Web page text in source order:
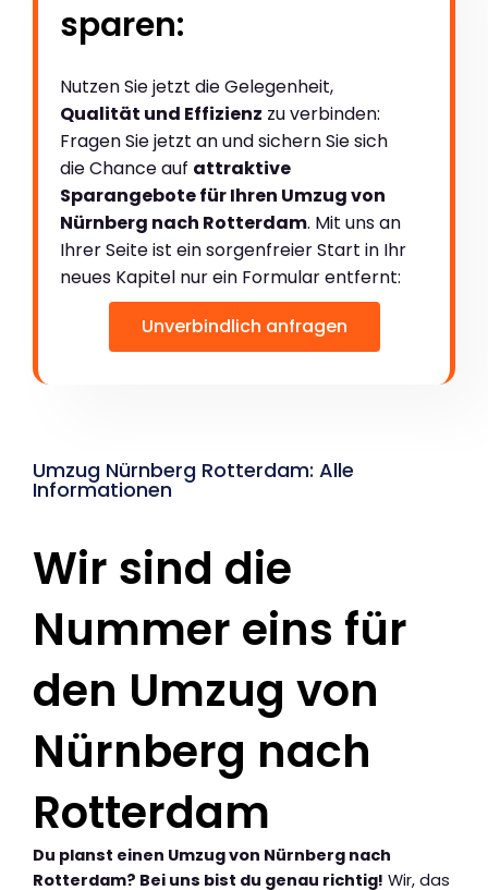
sparen:
Nutzen Sie jetzt die Gelegenheit,
Qualität und Effizienz zu verbinden:
Fragen Sie jetzt an und sichern Sie sich
die Chance auf attraktive
Sparangebote für Ihren Umzug von
Nürnberg nach Rotterdam. Mit uns an
Ihrer Seite ist ein sorgenfreier Start in Ihr
neues Kapitel nur ein Formular entfernt:
Unverbindlich anfragen
Umzug Nürnberg Rotterdam: Alle
Informationen
Wir sind die
Nummer eins für
den Umzug von
Nürnberg nach
Rotterdam
Du planst einen Umzug von Nürnberg nach
Rotterdam? Bei uns bist du genau richtig! Wir, das